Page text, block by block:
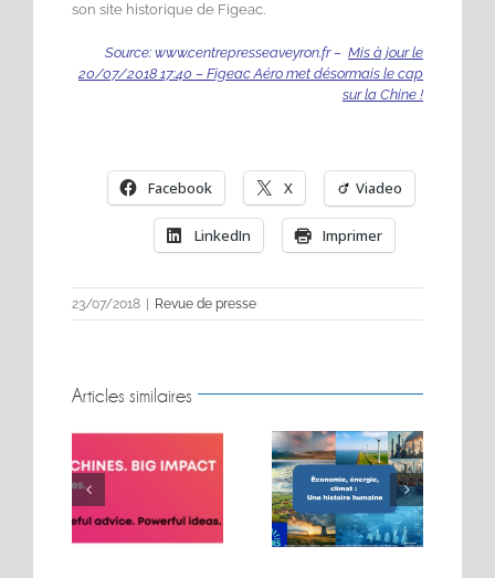
son site historique de Figeac.
Source: www.centrepresseaveyron.fr – Mis à jour le
20/07/2018 17:40 – Figeac Aéro met désormais le cap
sur la Chine !
Facebook X Viadeo
LinkedIn Imprimer
23/07/2018 Revue de presse
Articles similaires